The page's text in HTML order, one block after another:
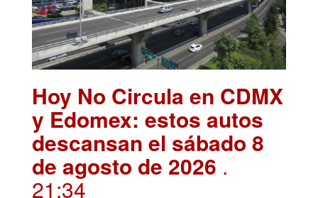
Hoy No Circula en CDMX
y Edomex: estos autos
descansan el sábado 8
de agosto de 2026 .
21:34